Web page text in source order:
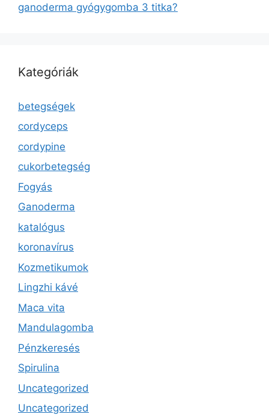
ganoderma gyógygomba 3 titka?
Kategóriák
betegségek
cordyceps
cordypine
cukorbetegség
Fogyás
Ganoderma
katalógus
koronavírus
Kozmetikumok
Lingzhi kávé
Maca vita
Mandulagomba
Pénzkeresés
Spirulina
Uncategorized
Uncategorized